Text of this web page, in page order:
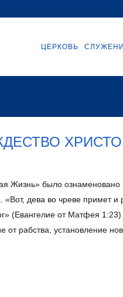
ЦЕРКОВЬ
Жизнь» было ознаменовано
дева во чреве примет и
(Евангелие от Матфея
рабства, установление